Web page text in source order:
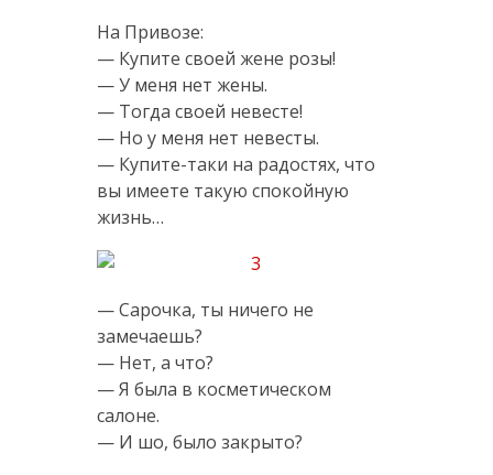
На Привозе:
— Купите своей жене розы!
— У меня нет жены.
— Тогда своей невесте!
— Но у меня нет невесты.
— Купите-таки на радостях, что
вы имеете такую спокойную
жизнь…
— Сарочка, ты ничего не
замечаешь?
— Нет, а что?
— Я была в косметическом
салоне.
— И шо, было закрыто?